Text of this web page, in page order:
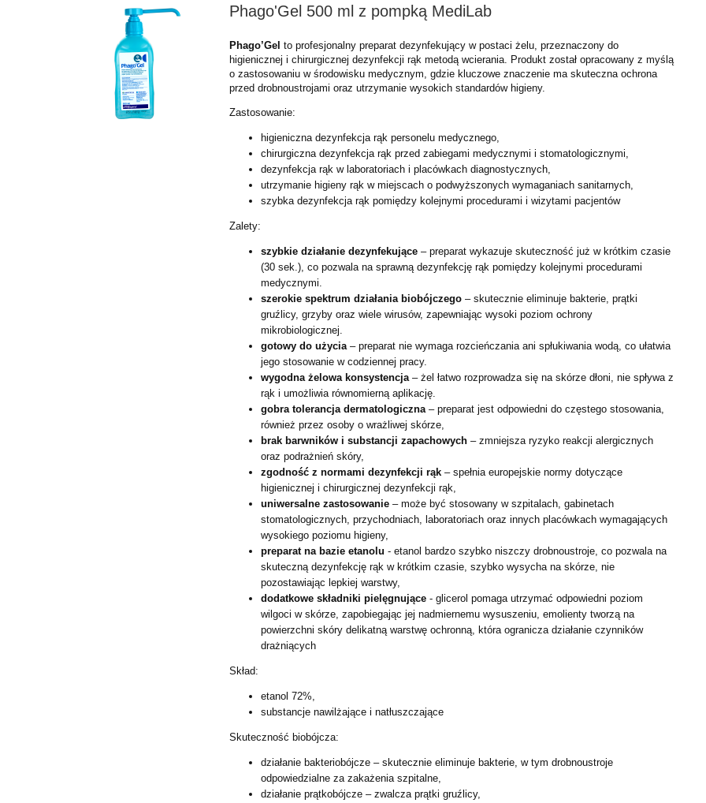
Phago'Gel 500 ml z pompką MediLab
Phago’Gel to profesjonalny preparat dezynfekujący w postaci żelu, przeznaczony do
higienicznej i chirurgicznej dezynfekcji rąk metodą wcierania. Produkt został opracowany z myślą
o zastosowaniu w środowisku medycznym, gdzie kluczowe znaczenie ma skuteczna ochrona
przed drobnoustrojami oraz utrzymanie wysokich standardów higieny.
Zastosowanie:
higieniczna dezynfekcja rąk personelu medycznego,
chirurgiczna dezynfekcja rąk przed zabiegami medycznymi i stomatologicznymi,
dezynfekcja rąk w laboratoriach i placówkach diagnostycznych,
utrzymanie higieny rąk w miejscach o podwyższonych wymaganiach sanitarnych,
szybka dezynfekcja rąk pomiędzy kolejnymi procedurami i wizytami pacjentów
Zalety:
szybkie działanie dezynfekujące – preparat wykazuje skuteczność już w krótkim czasie
(30 sek.), co pozwala na sprawną dezynfekcję rąk pomiędzy kolejnymi procedurami
medycznymi.
szerokie spektrum działania biobójczego – skutecznie eliminuje bakterie, prątki
gruźlicy, grzyby oraz wiele wirusów, zapewniając wysoki poziom ochrony
mikrobiologicznej.
gotowy do użycia– preparat nie wymaga rozcieńczania ani spłukiwania wodą, co ułatwia
jego stosowanie w codziennej pracy.
wygodna żelowa konsystencja– żel łatwo rozprowadza się na skórze dłoni, nie spływa z
rąk i umożliwia równomierną aplikację.
gobra tolerancja dermatologiczna– preparat jest odpowiedni do częstego stosowania,
również przez osoby o wrażliwej skórze,
brak barwników i substancji zapachowych – zmniejsza ryzyko reakcji alergicznych
oraz podrażnień skóry,
zgodność z normami dezynfekcji rąk – spełnia europejskie normy dotyczące
higienicznej i chirurgicznej dezynfekcji rąk,
uniwersalne zastosowanie – może być stosowany w szpitalach, gabinetach
stomatologicznych, przychodniach, laboratoriach oraz innych placówkach wymagających
wysokiego poziomu higieny,
preparat na bazie etanolu - etanol bardzo szybko niszczy drobnoustroje, co pozwala na
skuteczną dezynfekcję rąk w krótkim czasie, szybko wysycha na skórze, nie
pozostawiając lepkiej warstwy,
dodatkowe składniki pielęgnujące- glicerol pomaga utrzymać odpowiedni poziom
wilgoci w skórze, zapobiegając jej nadmiernemu wysuszeniu, emolienty tworzą na
powierzchni skóry delikatną warstwę ochronną, która ogranicza działanie czynników
drażniących
Skład:
etanol 72%,
substancje nawilżające i natłuszczające
Skuteczność biobójcza:
działanie bakteriobójcze – skutecznie eliminuje bakterie, w tym drobnoustroje
odpowiedzialne za zakażenia szpitalne,
działanie prątkobójcze – zwalcza prątki gruźlicy,